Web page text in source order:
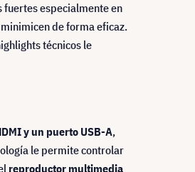
fuertes especialmente en
de forma eficaz.
técnicos le
y un puerto USB-A,
le permite controlar
reproductor multimedia